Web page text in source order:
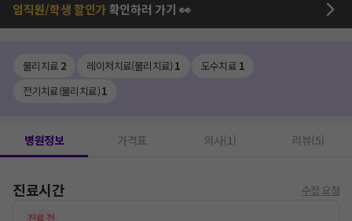
임직원/학생 할인가확인하러 가기 👀
물리치료 2 레이저치료(물리치료) 1 도수치료 1
전기치료(물리치료)1
병원정보 가격표 의사(1) 리뷰(5)
진료시간 수정 요청
진료 전